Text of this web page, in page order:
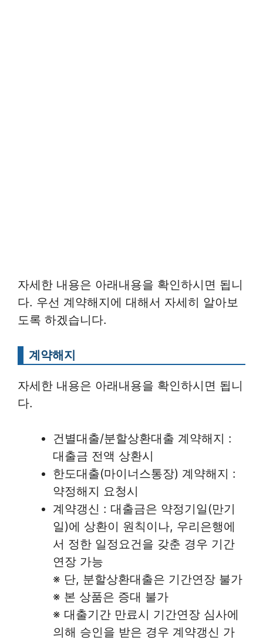
자세한 내용은 아래내용을 확인하시면 됩니
다. 우선 계약해지에 대해서 자세히 알아보
도록 하겠습니다.
계약해지
자세한 내용은 아래내용을 확인하시면 됩니
다.
건별대출/분할상환대출 계약해지 :
대출금 전액 상환시
한도대출(마이너스통장) 계약해지 :
약정해지 요청시
계약갱신 : 대출금은 약정기일(만기
일)에 상환이 원칙이나, 우리은행에
서 정한 일정요건을 갖춘 경우 기간
연장 가능
※ 단, 분할상환대출은 기간연장 불가
※ 본 상품은 증대 불가
※ 대출기간 만료시 기간연장 심사에
의해 승인을 받은 경우 계약갱신 가